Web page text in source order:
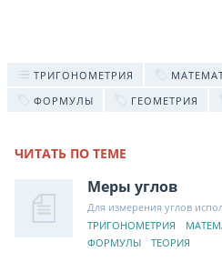
ТРИГОНОМЕТРИЯ
ФОРМУЛЫ
ГЕОМЕТРИЯ
ЧИТАТЬ ПО ТЕМЕ
Меры углов
Для измерения углов
ТРИГОНОМЕТРИЯ
ФОРМУЛЫ
ТЕОРИЯ